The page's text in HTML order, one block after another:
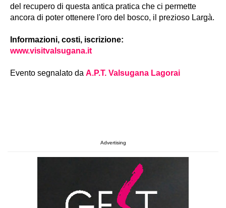
del recupero di questa antica pratica che ci permette
ancora di poter ottenere l'oro del bosco, il prezioso Largà.
Informazioni, costi, iscrizione:
www.visitvalsugana.it
Evento segnalato da A.P.T. Valsugana Lagorai
Advertising